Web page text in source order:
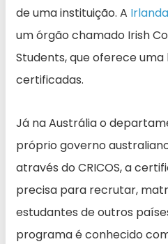
de uma instituição. A Irlanda
um órgão chamado Irish
Students, que oferece uma
certificadas.
Já na Austrália o
próprio governo
através do CRICOS, a
precisa para recrutar,
estudantes de outros
programa é conhecido